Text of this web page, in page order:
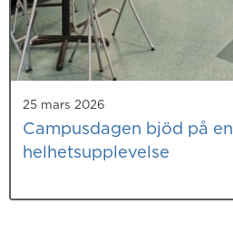
25 mars 2026
Campusdagen bjöd på en
helhetsupplevelse